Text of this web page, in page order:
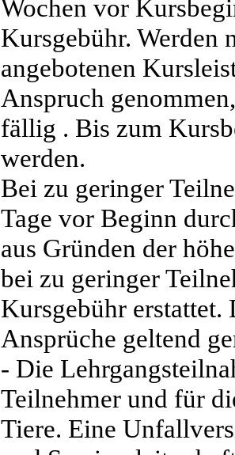
Wochen vor
Kursgebühr. Werden
angebotenen
Anspruch
fällig . Bis zum
werden.
Bei zu geringer
Tage vor Beginn
aus Gründen der
bei zu geringer
Kursgebühr erstattet.
Ansprüche geltend
- Die
Teilnehmer und für
Tiere. Eine